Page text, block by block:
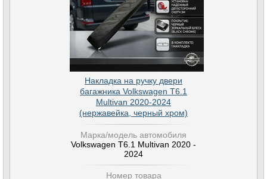
Накладка на ручку двери
багажника Volkswagen T6.1
Multivan 2020-2024
(нержавейка, черный хром)
Марка/модель автомобиля
Volkswagen T6.1 Multivan 2020 -
2024
Номер товара